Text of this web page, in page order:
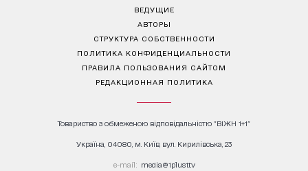
ВЕДУЩИЕ
АВТОРЫ
СТРУКТУРА СОБСТВЕННОСТИ
ПОЛИТИКА КОНФИДЕНЦИАЛЬНОСТИ
ПРАВИЛА ПОЛЬЗОВАНИЯ САЙТОМ
РЕДАКЦИОННАЯ ПОЛИТИКА
Товариство з обмеженою відповідальністю "ВІЖН 1+1"
Україна, 04080, м. Київ, вул. Кирилівська, 23
е-mail: media@1plus1.tv